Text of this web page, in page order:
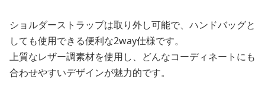
ショルダーストラップは取り外し可能で、ハンドバッグと
しても使用できる便利な2way仕様です。
上質なレザー調素材を使用し、どんなコーディネートにも
合わせやすいデザインが魅力的です。